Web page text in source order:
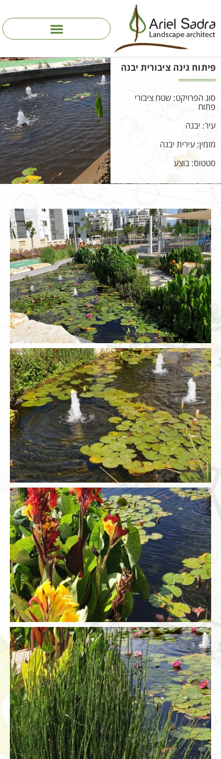
פיתוח גינה ציבורית יבנה
סוג הפרויקט: שטח ציבורי
פתוח
עיר: יבנה
מזמין: עירית יבנה
סטטוס: בוצע